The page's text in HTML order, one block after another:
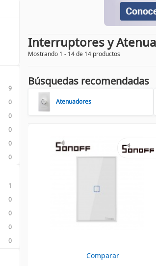
9
0
0
0
0
0
1
0
0
0
0
Mostrando 1 - 14 de 14 productos
Búsquedas recomendadas
Atenuadores
Comparar